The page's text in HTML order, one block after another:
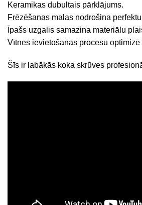
Keramikas dubultais pārklājums.
Frēzēšanas malas nodrošina
Īpašs uzgalis samazina materiālu
Vītnes ievietošanas procesu optimizē
Šīs ir labākās koka skrūves